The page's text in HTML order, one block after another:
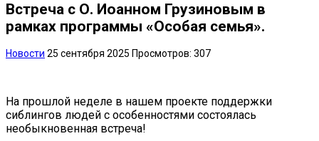
Встреча с О. Иоанном Грузиновым в
рамках программы «Особая семья».
Новости 25 сентября 2025 Просмотров: 307
На прошлой неделе в нашем проекте поддержки
сиблингов людей с особенностями состоялась
необыкновенная встреча!